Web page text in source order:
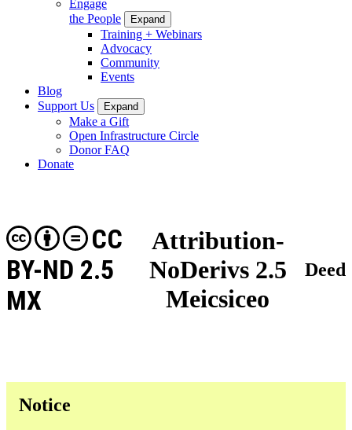
Engage
the People
Expand
Training + Webinars
Advocacy
Community
Events
Blog
Support Us
Expand
Make a Gift
Open Infrastructure Circle
Donor FAQ
Donate
Attribution-
NoDerivs 2.5
Meicsiceo
CC
BY-ND 2.5
MX
Deed
Notice